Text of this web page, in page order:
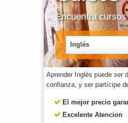
Encuentra
Inglés
Aprender Inglés puede ser
confianza, y ser partícipe
El mejor precio
Excelente Atencion